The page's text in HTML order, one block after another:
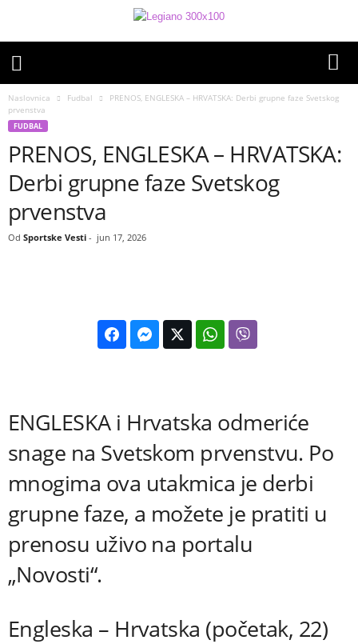
Naslovnica Fudbal
PRENOS, ENGLESKA – HRVATSKA: Derbi grupne faze Svetskog
prvenstva
FUDBAL
PRENOS, ENGLESKA – HRVATSKA:
Derbi grupne faze Svetskog
prvenstva
Od Sportske Vesti - jun 17, 2026
ENGLESKA i Hrvatska odmeriće
snage na Svetskom prvenstvu. Po
mnogima ova utakmica je derbi
grupne faze, a možete je pratiti u
prenosu uživo na portalu
„Novosti“.
Engleska – Hrvatska (početak, 22)